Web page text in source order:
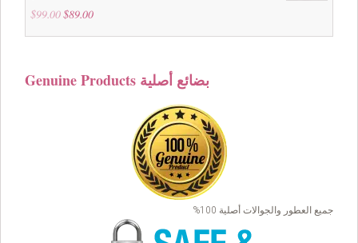
$99.00 Original
was:
$89.00Current
is:
Genuine Products بضائع أصلية
جميع العطور والجوالات أصلية 100%